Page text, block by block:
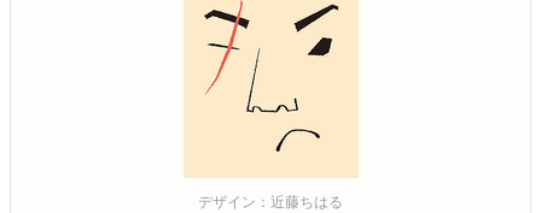
デザイン：近藤ちはる